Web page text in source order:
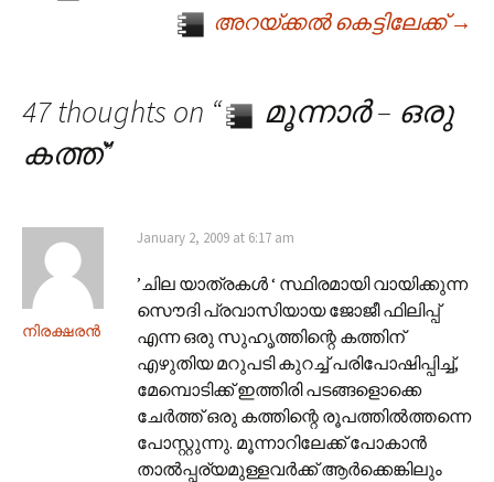
Post navigationഅറയ്ക്കല്‍ കെട്ടിലേക്ക്→
47 thoughts on “
മൂന്നാര്‍ – ഒരു
കത്ത്”
നിരക്ഷരന്‍
January 2, 2009 at 6:17 am
’ചില യാത്രകള്‍ ‘ സ്ഥിരമായി വായിക്കുന്ന
സൌദി പ്രവാസിയായ ജോജീ ഫിലിപ്പ്
എന്ന ഒരു സുഹൃത്തിന്റെ കത്തിന്
എഴുതിയ മറുപടി കുറച്ച് പരിപോഷിപ്പിച്ച്,
മേമ്പൊടിക്ക് ഇത്തിരി പടങ്ങളൊക്കെ
ചേര്‍ത്ത് ഒരു കത്തിന്റെ രൂപത്തില്‍ത്തന്നെ
പോസ്റ്റുന്നു. മൂന്നാറിലേക്ക് പോകാന്‍
താല്‍പ്പര്യമുള്ളവര്‍ക്ക് ആര്‍ക്കെങ്കിലും